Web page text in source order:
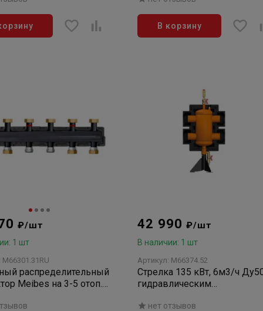
В корзину
₽/шт
1 шт
M66301.31RU
распределительный
Meibes на 3-5 отоп.
42 990₽/шт
В наличии: 1 шт
Артикул: M66374.52
Стрелка 135 кВт, 6м3/ч
гидравлическим
нет отзывов